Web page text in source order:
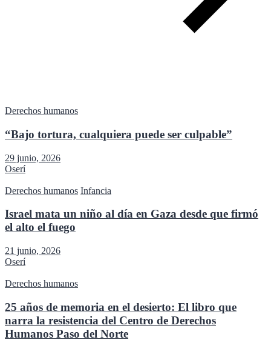
Derechos humanos
“Bajo tortura, cualquiera puede ser culpable”
29 junio, 2026
Oserí
Derechos humanos Infancia
Israel mata un niño al día en Gaza desde que firmó
el alto el fuego
21 junio, 2026
Oserí
Derechos humanos
25 años de memoria en el desierto: El libro que
narra la resistencia del Centro de Derechos
Humanos Paso del Norte